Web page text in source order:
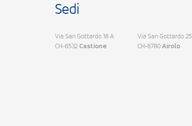
Sedi
Via San Gottardo 18 A
CH-6532 Castione
Via San Gottardo 25
CH-6780 Airolo